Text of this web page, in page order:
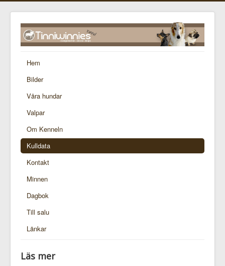
Hem
Bilder
Våra hundar
Valpar
Om Kenneln
Kulldata
Kontakt
Minnen
Dagbok
Till salu
Länkar
Läs mer